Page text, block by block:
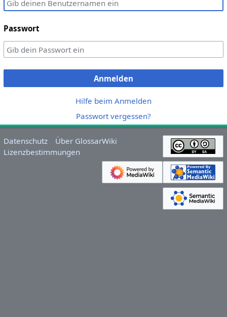
Passwort
Anmelden
Hilfe beim Anmelden
Passwort vergessen?
Datenschutz
Über GlossarWiki
Lizenzbestimmungen